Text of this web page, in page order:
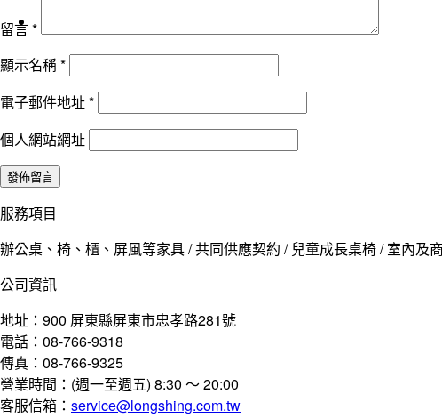
留言*
顯示名稱*
電子郵件地址*
個人網站網址
服務項目
辦公桌、椅、櫃、屏風等家具 / 共同供應契約 / 兒童成長桌椅 / 室內
公司資訊
地址：900 屏東縣屏東市忠孝路281號
電話：08-766-9318
傳真：08-766-9325
營業時間：(週一至週五) 8:30 ～ 20:00
客服信箱： service@longshing.com.tw